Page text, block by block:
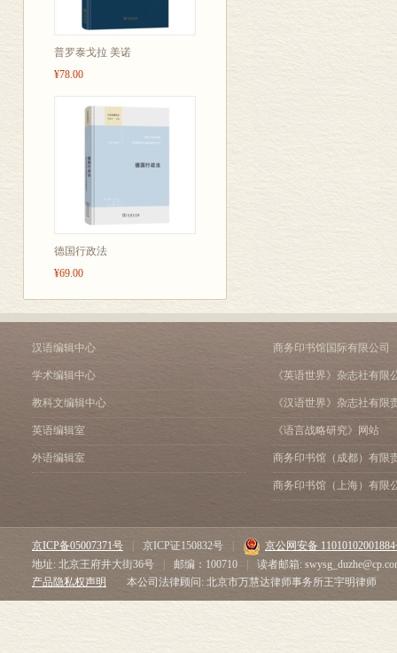
普罗泰戈拉 美诺
¥78.00
德国行政法
¥69.00
第一节 引言
第二节 新加坡华语的空
第四节 从南北方言介词
第五节 “跟､和､同”在新
第六章 新加坡华语中的
第一节 引言
第二节 新加坡华语的连
第三节 新加坡华语的“
第二节 新加坡华语句末
第三节 结语
汉语编辑中心
学术编辑中心
教科文编辑中心
英语编辑室
外语编辑室
商务印书馆国际有限公司
《英语世界》杂志社有限
《汉语世界》杂志社有限
《语言战略研究》网站
商务印书馆（成都）有限
商务印书馆（上海）有限
京ICP备05007371号 京ICP证150832号
京公网安备
地址: 北京王府井大街36号
邮编：100710
读者邮箱:
产品隐私权声明
本公司法律顾问: 北京市万慧达律师事务所王宇明律师